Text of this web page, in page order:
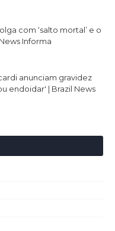
com ‘salto mortal’ e o
Informa
anunciam gravidez
endoidar' | Brazil News